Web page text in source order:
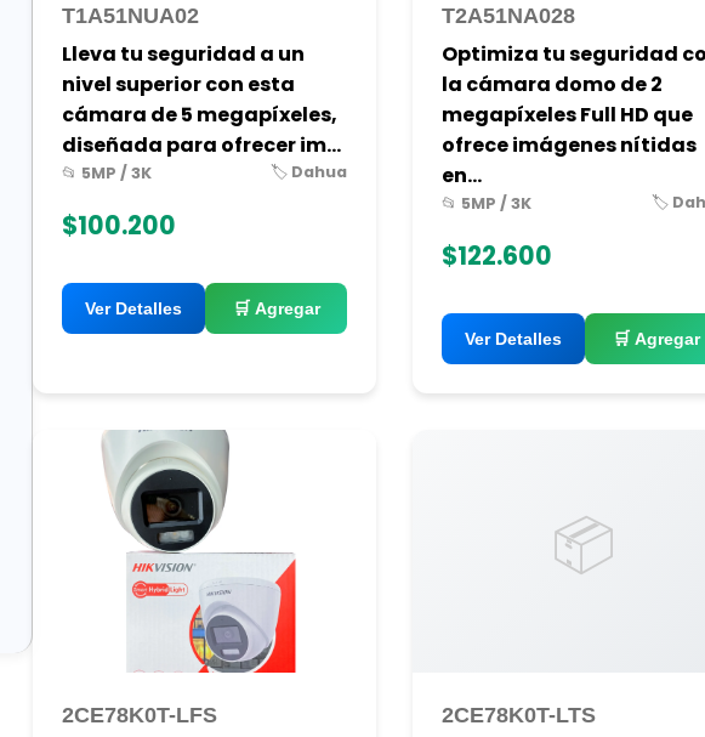
T1A51NUA02
Lleva tu seguridad a un
nivel superior con esta
cámara de 5 megapíxeles,
diseñada para ofrecer im...
📂 5MP / 3K 🏷️ Dahua
$100.200
Ver Detalles 🛒 Agregar
T2A51NA028
Optimiza tu seguridad
la cámara domo de 2
megapíxeles Full HD que
ofrece imágenes nítidas
en...
📂 5MP / 3K 🏷️
$122.600
Ver Detalles 🛒 Agregar
2CE78K0T-LFS
📦
2CE78K0T-LTS